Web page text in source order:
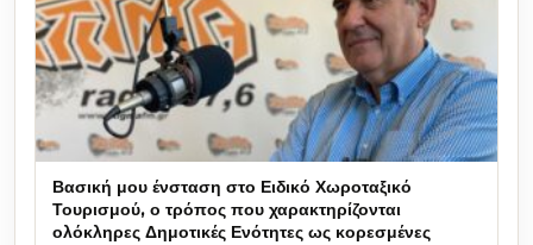
Βασική μου ένσταση στο Ειδικό Χωροταξικό
Τουρισμού, ο τρόπος που χαρακτηρίζονται
ολόκληρες Δημοτικές Ενότητες ως κορεσμένες